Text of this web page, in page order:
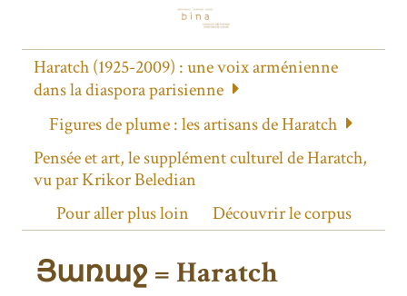
Haratch (1925-2009) : une voix arménienne
dans la diaspora parisienne
Figures de plume : les artisans de Haratch
Pensée et art, le supplément culturel de Haratch,
vu par Krikor Beledian
Pour aller plus loin
Découvrir le corpus
Յառաջ = Haratch